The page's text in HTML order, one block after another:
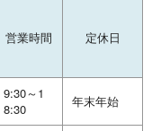
営業時間 定休日
9:30～1
8:30
年末年始